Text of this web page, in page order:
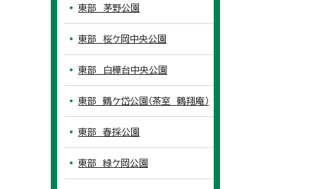
東部 茅野公園
東部 桜ケ岡中央公園
東部 白樺台中央公園
東部 鶴ケ岱公園（茶室 鶴翔庵）
東部 春採公園
東部 緑ケ岡公園